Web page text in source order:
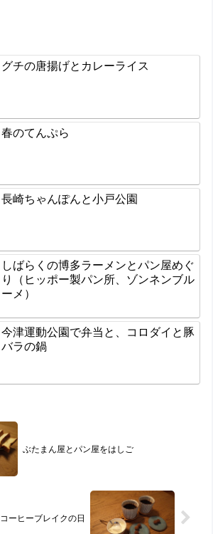
グチの唐揚げとカレーライス
春のてんぷら
長崎ちゃんぽんと小戸公園
しばらくの博多ラーメンとパン屋めぐ
り（ヒッポー製パン所、ゾンネンブル
ーメ）
今津運動公園で弁当と、コロダイと豚
バラの鍋
ぶたまん屋とパン屋をはしご
コーヒーブレイクの日